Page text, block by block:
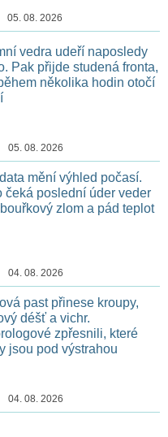
05. 08. 2026
vedra udeří naposledy
Pak přijde studená fronta,
několika hodin otočí
05. 08. 2026
mění výhled počasí.
čeká poslední úder veder
zlom a pád teplot
04. 08. 2026
past přinese kroupy,
déšť a vichr.
zpřesnili, které
jsou pod výstrahou
04. 08. 2026